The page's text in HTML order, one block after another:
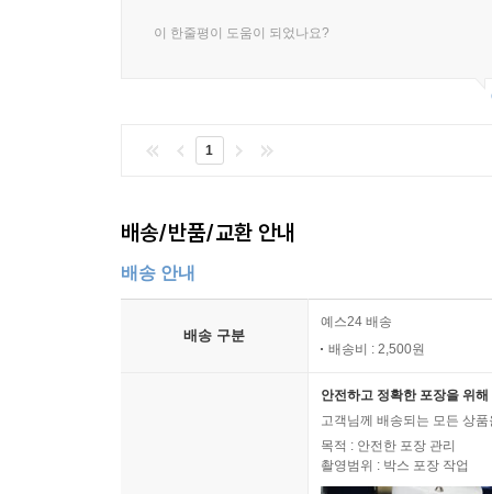
이 한줄평이 도움이 되었나요?
1
배송/반품/교환 안내
배송 안내
배송 구분
예스24 배송
배송비 : 2,500원
안전하고 정확한 포장을 위
고객님께 배송되는 모든 상
목적 : 안전한 포장 관리
촬영범위 : 박스 포장 작업